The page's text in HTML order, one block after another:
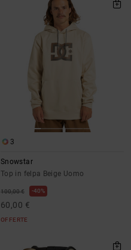
3
Snowstar
Top in felpa Beige Uomo
100,00 € 40%
60,00 €
OFFERTE